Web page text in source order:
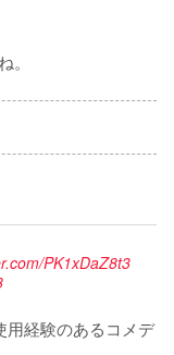
PK1xDaZ8t3
用経験のあるコメデ